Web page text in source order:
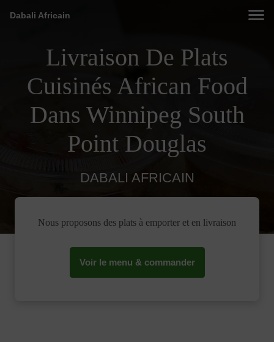
Dabali Africain
Livraison De Plats
Cuisinés African Food
Dans Winnipeg South
Point Douglas
DABALI AFRICAIN
Nous proposons des plats à emporter et en livraison
Voir le menu & commander